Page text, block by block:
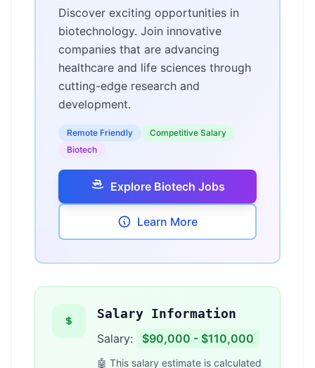
Discover exciting opportunities in
biotechnology. Join innovative
companies that are advancing
healthcare and life sciences through
cutting-edge research and
development.
Remote Friendly
Competitive Salary
Biotech
Explore Biotech Jobs
Learn More
Salary Information
Salary: $90,000 - $110,000
🤖 This salary estimate is calculated